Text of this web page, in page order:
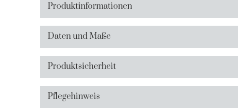
Produktinformationen
Daten und Maße
Produktsicherheit
Pflegehinweis